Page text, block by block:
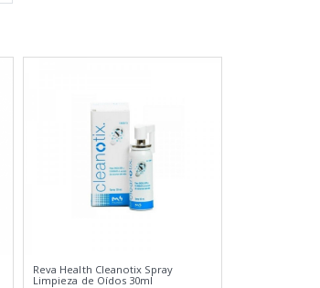
Reva Health Cleanotix Spray
Limpieza de Oídos 30ml